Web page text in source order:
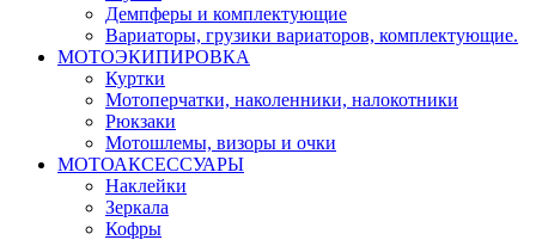
Демпферы и комплектующие
Вариаторы, грузики вариаторов, комплектующие.
МОТОЭКИПИРОВКА
Куртки
Мотоперчатки, наколенники, налокотники
Рюкзаки
Мотошлемы, визоры и очки
МОТОАКСЕССУАРЫ
Наклейки
Зеркала
Кофры